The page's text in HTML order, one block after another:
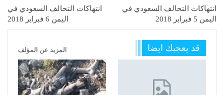
انتهاكات التحالف السعودي في
اليمن 5 فبراير 2018
انتهاكات التحالف السعودي في
اليمن 6 فبراير 2018
قد يعجبك ايضا المزيد عن المؤلف